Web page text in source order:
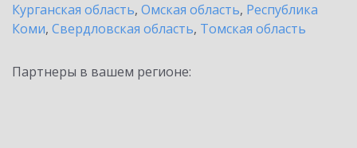
Курганская область, Омская область, Республика
Коми, Свердловская область, Томская область
Партнеры в вашем регионе: